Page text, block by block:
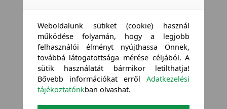
Weboldalunk sütiket (cookie) használ
működése folyamán, hogy a legjobb
felhasználói élményt nyújthassa Önnek,
továbbá látogatottsága mérése céljából. A
sütik használatát bármikor letilthatja!
Bővebb információkat errőlAdatkezelési
tájékoztatónkban olvashat.